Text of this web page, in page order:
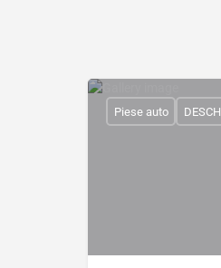
Piese auto